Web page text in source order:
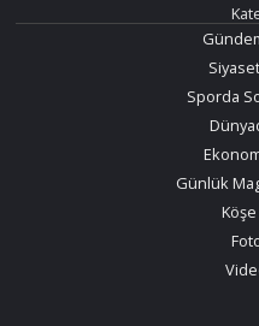
Sporda
Günlük